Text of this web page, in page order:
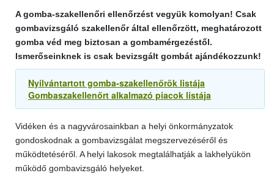
A gomba-szakellenőri ellenőrzést vegyük komolyan! Csak
gombavizsgáló szakellenőr által ellenőrzött, meghatározott
gomba véd meg biztosan a gombamérgezéstől.
Ismerőseinknek is csak bevizsgált gombát ajándékozzunk!
Nyilvántartott gomba-szakellenőrök listája
Gombaszakellenőrt alkalmazó piacok listája
Vidéken és a nagyvárosainkban a helyi önkormányzatok
gondoskodnak a gombavizsgálat megszervezéséről és
működtetéséről. A helyi lakosok megtalálhatják a lakhelyükön
működő gombavizsgáló helyeket.